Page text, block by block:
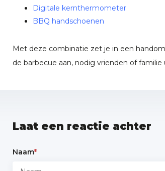
Digitale kernthermometer
BBQ handschoenen
Met deze combinatie zet je in een
de barbecue aan, nodig vrienden of
Laat een reactie achter
Naam*